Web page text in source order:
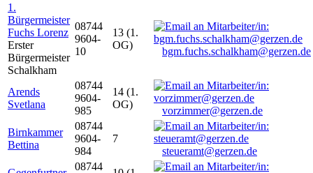
1.
Bürgermeister
Fuchs Lorenz
Erster
Bürgermeister
Schalkham
08744
9604-
10
13 (1.
OG)
bgm.fuchs.schalkham@gerzen.de
Arends
Svetlana
08744
9604-
985
14 (1.
OG)
vorzimmer@gerzen.de
Birnkammer
Bettina
08744
9604-
984
7
steueramt@gerzen.de
08744